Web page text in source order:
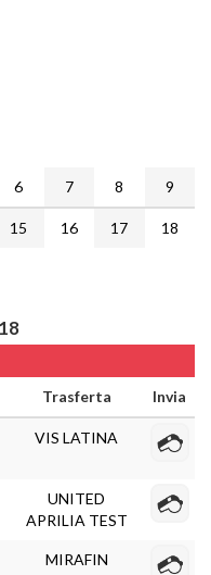
6 7 8 9
15 16 17
18
Trasferta Invia
VIS LATINA
UNITED
APRILIA TEST
MIRAFIN